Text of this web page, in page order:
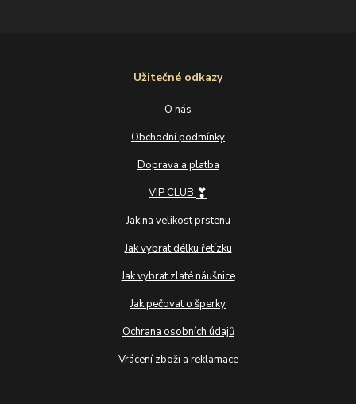
Užitečné odkazy
O nás
Obchodní podmínky
Doprava a platba
VIP CLUB ❣
Jak na velikost prstenu
Jak vybrat délku řetízku
Jak vybrat zlaté náušnice
Jak pečovat o šperky
Ochrana osobních údajů
Vrácení zboží a reklamace